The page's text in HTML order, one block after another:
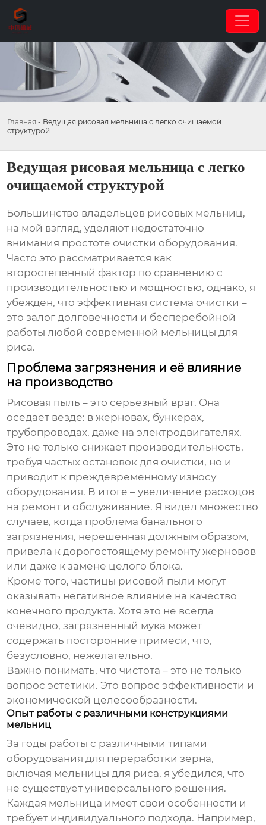
Главная - Ведущая рисовая мельница с легко очищаемой
структурой
Ведущая рисовая мельница с легко
очищаемой структурой
Большинство владельцев рисовых мельниц,
на мой взгляд, уделяют недостаточно
внимания простоте очистки оборудования.
Часто это рассматривается как
второстепенный фактор по сравнению с
производительностью и мощностью, однако, я
убежден, что эффективная система очистки –
это залог долговечности и бесперебойной
работы любой современной мельницы для
риса.
Проблема загрязнения и её влияние
на производство
Рисовая пыль – это серьезный враг. Она
оседает везде: в жерновах, бункерах,
трубопроводах, даже на электродвигателях.
Это не только снижает производительность,
требуя частых остановок для очистки, но и
приводит к преждевременному износу
оборудования. В итоге – увеличение расходов
на ремонт и обслуживание. Я видел множество
случаев, когда проблема банального
загрязнения, нерешенная должным образом,
привела к дорогостоящему ремонту жерновов
или даже к замене целого блока.
Кроме того, частицы рисовой пыли могут
оказывать негативное влияние на качество
конечного продукта. Хотя это не всегда
очевидно, загрязненный мука может
содержать посторонние примеси, что,
безусловно, нежелательно.
Важно понимать, что чистота – это не только
вопрос эстетики. Это вопрос эффективности и
экономической целесообразности.
Опыт работы с различными конструкциями
мельниц
За годы работы с различными типами
оборудования для переработки зерна,
включая мельницы для риса, я убедился, что
не существует универсального решения.
Каждая мельница имеет свои особенности и
требует индивидуального подхода. Например,